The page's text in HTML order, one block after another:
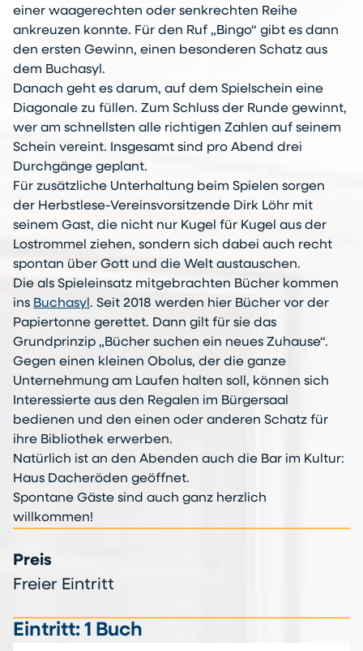
einer waagerechten oder senkrechten Reihe
ankreuzen konnte. Für den Ruf „Bingo“ gibt es dann
den ersten Gewinn, einen besonderen Schatz aus
dem Buchasyl.
Danach geht es darum, auf dem Spielschein eine
Diagonale zu füllen. Zum Schluss der Runde gewinnt,
wer am schnellsten alle richtigen Zahlen auf seinem
Schein vereint. Insgesamt sind pro Abend drei
Durchgänge geplant.
Für zusätzliche Unterhaltung beim Spielen sorgen
der Herbstlese-Vereinsvorsitzende Dirk Löhr mit
seinem Gast, die nicht nur Kugel für Kugel aus der
Lostrommel ziehen, sondern sich dabei auch recht
spontan über Gott und die Welt austauschen.
Die als Spieleinsatz mitgebrachten Bücher kommen
ins Buchasyl. Seit 2018 werden hier Bücher vor der
Papiertonne gerettet. Dann gilt für sie das
Grundprinzip „Bücher suchen ein neues Zuhause“.
Gegen einen kleinen Obolus, der die ganze
Unternehmung am Laufen halten soll, können sich
Interessierte aus den Regalen im Bürgersaal
bedienen und den einen oder anderen Schatz für
ihre Bibliothek erwerben.
Natürlich ist an den Abenden auch die Bar im Kultur:
Haus Dacheröden geöffnet.
Spontane Gäste sind auch ganz herzlich
willkommen!
Preis
Freier Eintritt
Eintritt: 1 Buch